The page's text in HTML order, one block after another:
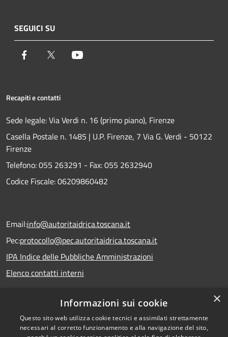
SEGUICI SU
Facebook Twitter
Recapiti e contatti
Sede legale: Via Verdi n. 16 (primo piano), Firenze
Casella Postale n. 1485 | U.P. Firenze, 7 Via G. Verdi - 50122
Firenze
Telefono:055 263291 - Fax:055 2632940
Codice Fiscale: 06209860482
Email:info@autoritaidrica.toscana.it
Pec:protocollo@pec.autoritaidrica.toscana.it
IPA Indice delle Pubbliche Amministrazioni
Elenco contatti interni
Dichiarazione accessibilità
×
Informazioni sui cookie
Questo sito web utilizza cookie tecnici e assimilati strettamente
necessari al corretto funzionamento e alla navigazione del sito,